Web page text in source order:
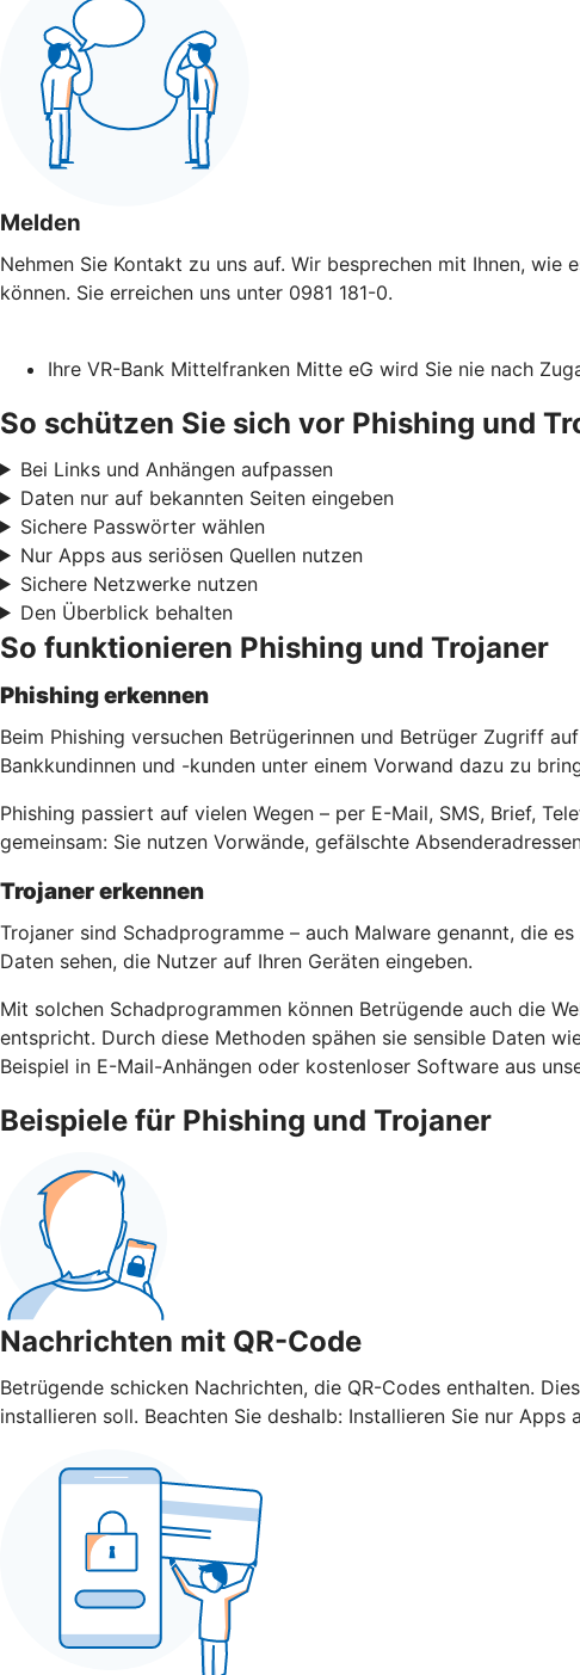
Melden
Nehmen Sie Kontakt zu uns auf. Wir besprechen mit Ihnen,
können. Sie erreichen uns unter 0981 181-0.
Ihre VR-Bank Mittelfranken Mitte eG wird Sie nie nach
So schützen Sie sich vor Phishing und
Bei Links und Anhängen aufpassen
Daten nur auf bekannten Seiten eingeben
Sichere Passwörter wählen
Nur Apps aus seriösen Quellen nutzen
Sichere Netzwerke nutzen
Den Überblick behalten
So funktionieren Phishing und Trojaner
Phishing erkennen
Beim Phishing versuchen Betrügerinnen und Betrüger Zugriff
Bankkundinnen und -kunden unter einem Vorwand dazu zu
Phishing passiert auf vielen Wegen – per E-Mail, SMS, Brief,
gemeinsam: Sie nutzen Vorwände, gefälschte
Trojaner erkennen
Trojaner sind Schadprogramme – auch Malware genannt, die
Daten sehen, die Nutzer auf Ihren Geräten eingeben.
Mit solchen Schadprogrammen können Betrügende auch die
entspricht. Durch diese Methoden spähen sie sensible Daten
Beispiel in E-Mail-Anhängen oder kostenloser Software aus
Beispiele für Phishing und Trojaner
Nachrichten mit QR-Code
Betrügende schicken Nachrichten, die QR-Codes enthalten.
installieren soll. Beachten Sie deshalb: Installieren Sie nur